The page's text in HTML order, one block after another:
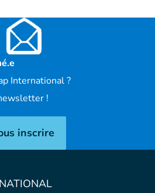
International ?
!
inscrire